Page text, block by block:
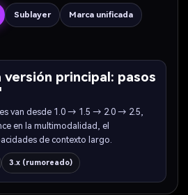
Sublayer Marca unificada
versión principal: pasos
van desde 1.0 → 1.5 → 2.0 → 2.5,
en la multimodalidad, el
de contexto largo.
3.x (rumoreado)